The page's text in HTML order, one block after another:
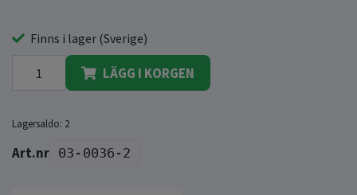
Finns i lager (Sverige)
LÄGG I KORGEN
Lagersaldo: 2
03-0036-2